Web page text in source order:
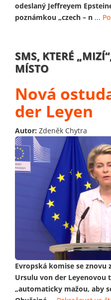
odeslaný Jeffreyem
poznámkou „czech – n ...
SMS, KTERÉ
MÍSTO
Nová
der Leyen
Autor: Zdeněk Chytra
Evropská komise se
Ursulu von der Leyenovou
„automaticky mažou, aby